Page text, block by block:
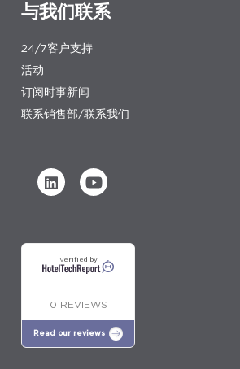
与我们联系
24/7客户支持
活动
订阅时事新闻
联系销售部/联系我们
Verified by
0 REVIEWS
Read our reviews